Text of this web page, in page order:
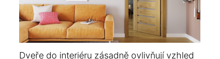
Dveře do interiéru zásadně ovlivňují vzhled